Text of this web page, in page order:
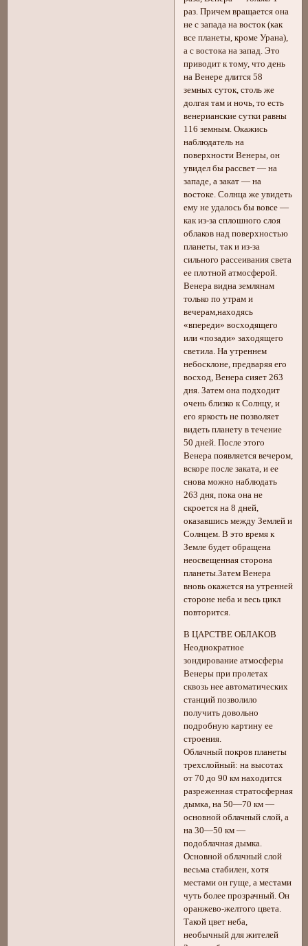
раз. Причем вращается она
не с запада на восток (как
все планеты, кроме Урана),
а с востока на запад. Это
приводит к тому, что день
на Венере длится 58
земных суток, столь же
долгая там и ночь, то есть
венерианские сутки равны
116 земным. Окажись
наблюдатель на
поверхности Венеры, он
увидел бы рассвет — на
западе, а закат — на
востоке. Солнца же увидеть
ему не удалось бы вовсе —
как из-за сплошного слоя
облаков над поверхностью
планеты, так и из-за
сильного рассеивания света
ее плотной атмосферой.
Венера видна землянам
только по утрам и
вечерам,находясь
«впереди» восходящего
или «позади» заходящего
светила. На утреннем
небосклоне, предваряя его
восход, Венера сияет 263
дня. Затем она подходит
очень близко к Солнцу, и
его яркость не позволяет
видеть планету в течение
50 дней. После этого
Венера появляется вечером,
вскоре после заката, и ее
снова можно наблюдать
263 дня, пока она не
скроется на 8 дней,
оказавшись между Землей и
Солнцем. В это время к
Земле будет обращена
неосвещенная сторона
планеты.Затем Венера
вновь окажется на утренней
стороне неба и весь цикл
повторится.
В ЦАРСТВЕ ОБЛАКОВ
Неоднократное
зондирование атмосферы
Венеры при пролетах
сквозь нее автоматических
станций позволило
получить довольно
подробную картину ее
строения.
Облачный покров планеты
трехслойный: на высотах
от 70 до 90 км находится
разреженная стратосферная
дымка, на 50—70 км —
основной облачный слой, а
на 30—50 км —
подоблачная дымка.
Основной облачный слой
весьма стабилен, хотя
местами он гуще, а местами
чуть более прозрачный. Он
оранжево-желтого цвета.
Такой цвет неба,
необычный для жителей